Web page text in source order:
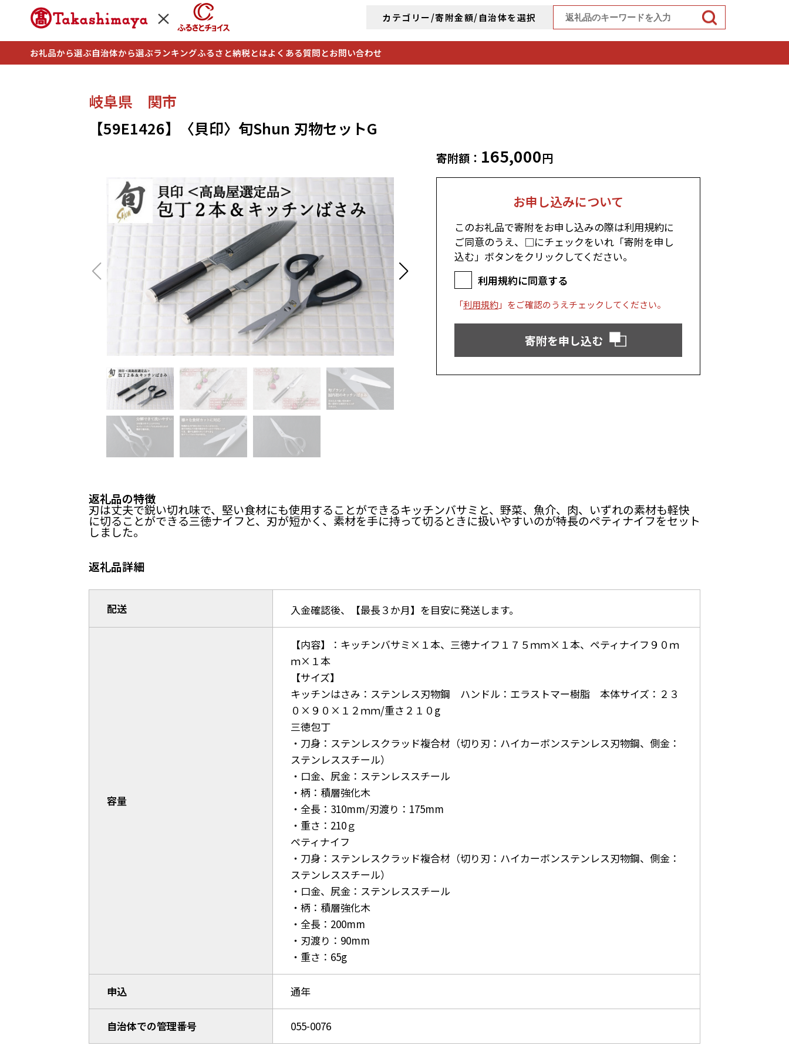
カテゴリー/寄附金額/自治体を選択
お礼品から選ぶ自治体から選ぶランキングふるさと納税とはよくある質問とお問い合わせ
岐阜県 関市
【59E1426】〈貝印〉旬Shun 刃物セットG
寄附額： 165,000円
お申し込みについて
このお礼品で寄附をお申し込みの際は利用規約に
ご同意のうえ、□にチェックをいれ「寄附を申し
込む」ボタンをクリックしてください。
利用規約に同意する
「利用規約」をご確認のうえチェックしてください。
寄附を申し込む
返礼品の特徴
刃は丈夫で鋭い切れ味で、堅い食材にも使用することができるキッチンバサミと、野菜、魚介、肉、いずれの素材も軽快
に切ることができる三徳ナイフと、刃が短かく、素材を手に持って切るときに扱いやすいのが特長のペティナイフをセット
しました。
返礼品詳細
配送 入金確認後、【最長３か月】を目安に発送します。
容量
【内容】：キッチンバサミ×１本、三徳ナイフ１７５ｍｍ×１本、ペティナイフ９０ｍ
ｍ×１本
【サイズ】
キッチンはさみ：ステンレス刃物鋼 ハンドル：エラストマー樹脂 本体サイズ：２３
０×９０×１２ｍｍ/重さ２１０g
三徳包丁
・刀身：ステンレスクラッド複合材（切り刃：ハイカーボンステンレス刃物鋼、側金：
ステンレススチール）
・口金、尻金：ステンレススチール
・柄：積層強化木
・全長：310mm/刃渡り：175mm
・重さ：210ｇ
ペティナイフ
・刀身：ステンレスクラッド複合材（切り刃：ハイカーボンステンレス刃物鋼、側金：
ステンレススチール）
・口金、尻金：ステンレススチール
・柄：積層強化木
・全長：200mm
・刃渡り：90mm
・重さ：65g
申込 通年
自治体での管理番号 055-0076